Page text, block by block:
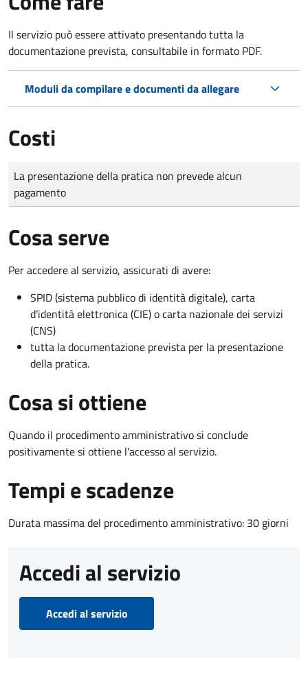
Il servizio può essere attivato presentando tutta la
documentazione prevista, consultabile in formato PDF.
Moduli da compilare e documenti da allegare
Costi
Tipo di pagamento
Importo
La presentazione della pratica non prevede alcun
pagamento
Cosa serve
Per accedere al servizio, assicurati di avere:
SPID (sistema pubblico di identità digitale), carta
d’identità elettronica (CIE) o carta nazionale dei servizi
(CNS)
tutta la documentazione prevista per la presentazione
della pratica.
Cosa si ottiene
Quando il procedimento amministrativo si conclude
positivamente si ottiene l'accesso al servizio.
Tempi e scadenze
Durata massima del procedimento amministrativo: 30 giorni
Accedi al servizio
Accedi al servizio